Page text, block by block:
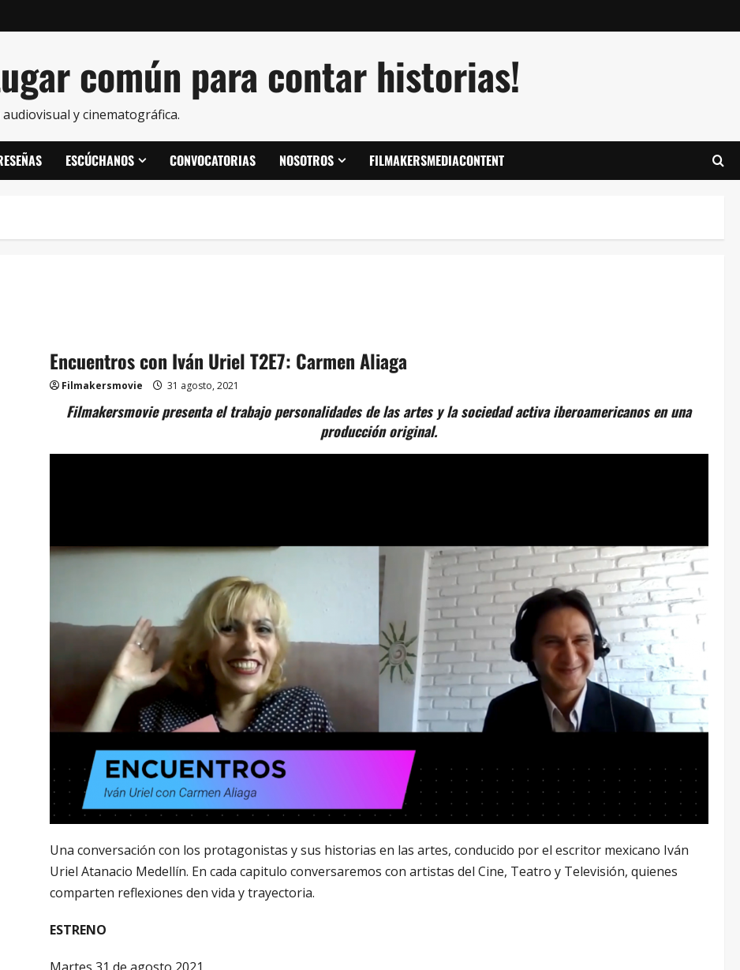
común para contar historias!
y cinematográfica.
ESCÚCHANOS CONVOCATORIAS NOSOTROS FILMAKERSMEDIACONTENT
Encuentros con Iván Uriel T2E7: Carmen Aliaga
Filmakersmovie 31 agosto, 2021
Filmakersmovie presenta el trabajo personalidades de las artes y la sociedad activa iberoamericanos en una
producción original.
Una conversación con los protagonistas y sus historias en las artes, conducido por el escritor mexicano Iván
Uriel Atanacio Medellín. En cada capitulo conversaremos con artistas del Cine, Teatro y Televisión, quienes
comparten reflexiones den vida y trayectoria.
ESTRENO